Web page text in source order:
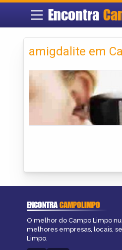
Encontra
amigdalite em
ENCONTRACAMPOLIMPO
O melhor do Campo Limpo
melhores empresas, locais,
Limpo.